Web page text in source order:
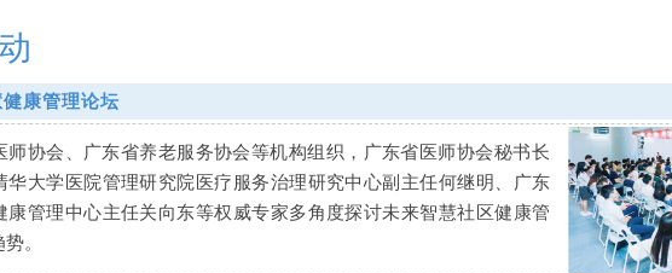
康管理论坛
师协会、广东省养老服务协会等机构组织，广东省医师协会秘书长
华大学医院管理研究院医疗服务治理研究中心副主任何继明、广东
康管理中心主任关向东等权威专家多角度探讨未来智慧社区健康管
。